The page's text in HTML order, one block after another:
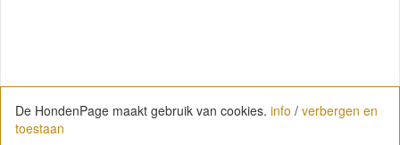
De HondenPage maakt gebruik van cookies. info / verbergen en
toestaan